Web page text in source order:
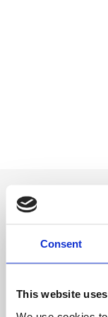
Consent
This website